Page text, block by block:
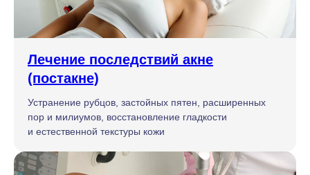
Лечение последствий акне
(постакне)
Устранение рубцов, застойных пятен, расширенных
пор и милиумов, восстановление гладкости
и естественной текстуры кожи